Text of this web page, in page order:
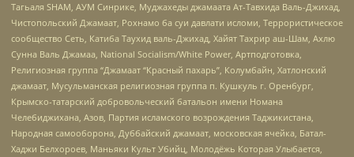
Тагьаля SHAM, АУМ Синрике, Муджахеды джамаата Ат-Тавхида Валь-Джихад,
Чистопольский Джамаат, Рохнамо ба суи давлати исломи, Террористическое
сообщество Сеть, Катиба Таухид валь-Джихад, Хайят Тахрир аш-Шам, Ахлю
Сунна Валь Джамаа, National Socialism/White Power, Артподготовка,
Религиозная группа “Джамаат “Красный пахарь”, Колумбайн, Хатлонский
джамаат, Мусульманская религиозная группа п. Кушкуль г. Оренбург,
Крымско-татарский добровольческий батальон имени Номана
Челебиджихана, Азов, Партия исламского возрождения Таджикистана,
Народная самооборона, Дуббайский джамаат, московская ячейка, Батал-
Хаджи Белхороев, Маньяки Культ Убийц, Молодёжь Которая Улыбается,